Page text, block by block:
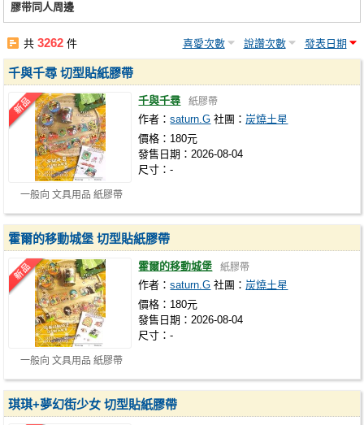
註冊會員
膠带同人周邊
共3262 件 喜愛次數 說讚次數 發表日期
一般向 文具用品 紙膠帶
千與千尋 切型貼紙膠帶
千與千尋 紙膠帶
作者：saturn.G 社團： 炭燒土星
價格：180元
發售日期：2026-08-04
尺寸：-
一般向 文具用品 紙膠帶
霍爾的移動城堡 切型貼紙膠帶
霍爾的移動城堡 紙膠帶
作者：saturn.G 社團： 炭燒土星
價格：180元
發售日期：2026-08-04
尺寸：-
琪琪+夢幻街少女 切型貼紙膠帶